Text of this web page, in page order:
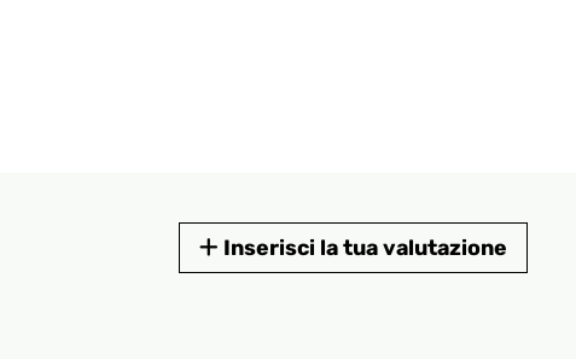
Inserisci la tua valutazione